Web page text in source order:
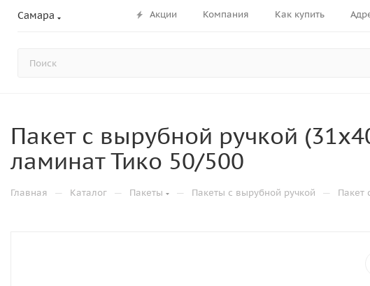
Самара Акции Компания Как купить
Пакет с вырубной ручкой
ламинат Тико 50/500
Главная — Каталог — Пакеты — Пакеты с вырубной ручкой — Пакет